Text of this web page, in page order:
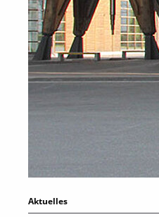
Aktuelles